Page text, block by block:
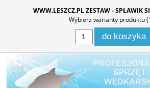
Zarejestruj się
WWW.LESZCZ.PL ZESTAW - SPŁAWIK
Wybierz warianty produktu (
do koszyka